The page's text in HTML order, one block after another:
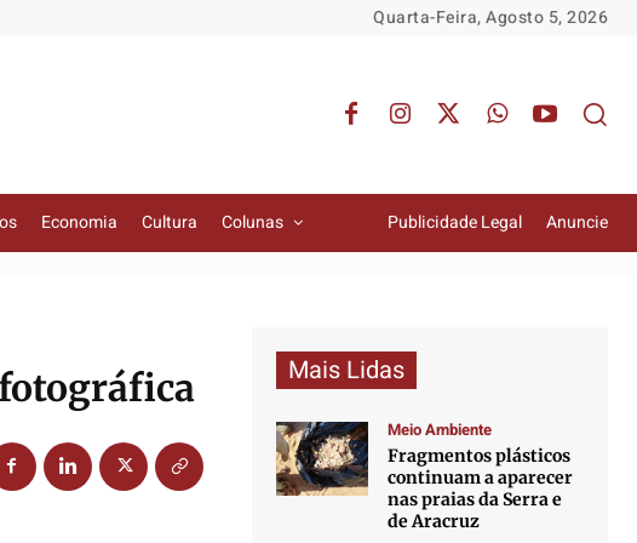
Quarta-Feira, Agosto 5, 2026
Economia Cultura Colunas Publicidade Legal Anuncie
Mais Lidas
Meio Ambiente
Fragmentos plásticos
continuam a aparecer
nas praias da Serra e
de Aracruz